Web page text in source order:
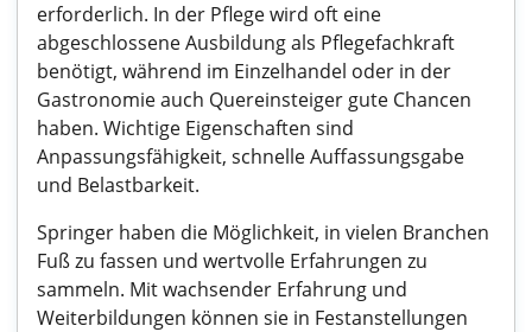
erforderlich. In der Pflege wird oft eine
abgeschlossene Ausbildung als Pflegefachkraft
benötigt, während im Einzelhandel oder in der
Gastronomie auch Quereinsteiger gute Chancen
haben. Wichtige Eigenschaften sind
Anpassungsfähigkeit, schnelle Auffassungsgabe
und Belastbarkeit.
Springer haben die Möglichkeit, in vielen Branchen
Fuß zu fassen und wertvolle Erfahrungen zu
sammeln. Mit wachsender Erfahrung und
Weiterbildungen können sie in Festanstellungen